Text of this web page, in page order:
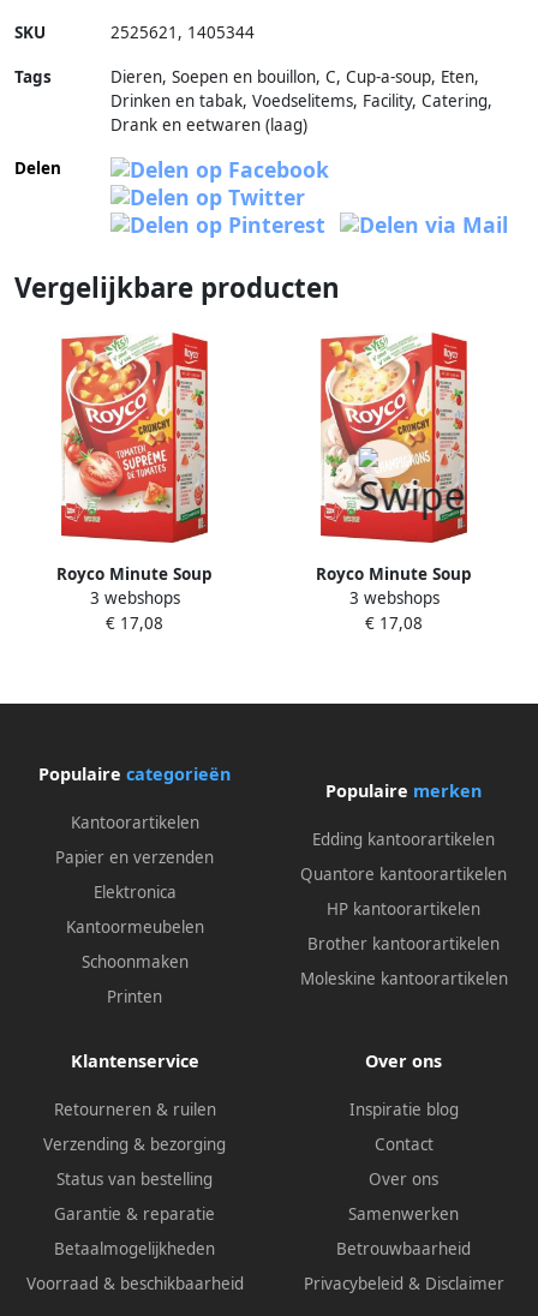
SKU 2525621 , 1405344
Tags
Dieren, Soepen en bouillon, C, Cup-a-soup, Eten,
Drinken en tabak, Voedselitems, Facility, Catering,
Drank en eetwaren (laag)
Delen
Vergelijkbare producten
Royco Minute Soup
tomatensuprême met
croutons pak van 20 zakjes
3 webshops
€ 17,08
Royco Minute Soup
champignons pak van 20
zakjes
3 webshops
€ 17,08
Populaire categorieën
Kantoorartikelen
Papier en verzenden
Elektronica
Kantoormeubelen
Schoonmaken
Printen
Populaire merken
Edding kantoorartikelen
Quantore kantoorartikelen
HP kantoorartikelen
Brother kantoorartikelen
Moleskine kantoorartikelen
Klantenservice
Retourneren & ruilen
Verzending & bezorging
Status van bestelling
Garantie & reparatie
Betaalmogelijkheden
Voorraad & beschikbaarheid
Over ons
Inspiratie blog
Contact
Over ons
Samenwerken
Betrouwbaarheid
Privacybeleid & Disclaimer